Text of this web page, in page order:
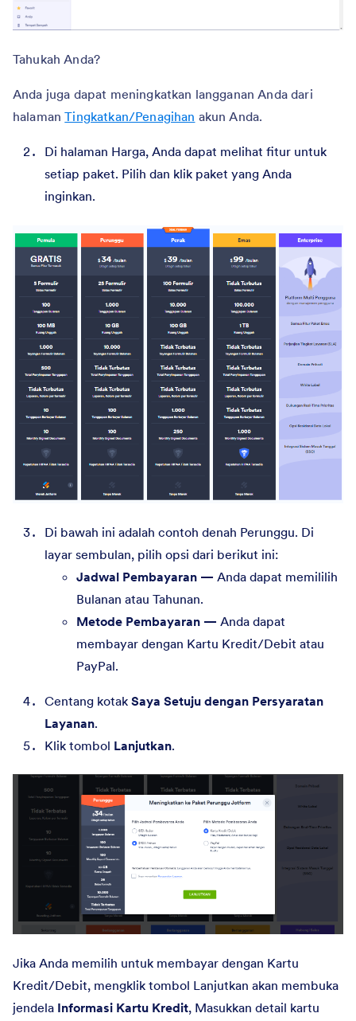
Tahukah Anda?
Anda juga dapat meningkatkan langganan Anda dari
halamanTingkatkan/Penagihan akun Anda.
Di halaman Harga, Anda dapat melihat fitur untuk
setiap paket. Pilih dan klik paket yang Anda
inginkan.
Di bawah ini adalah contoh denah Perunggu. Di
layar sembulan, pilih opsi dari berikut ini:
Jadwal Pembayaran — Anda dapat memililih
Bulanan atau Tahunan.
Metode Pembayaran — Anda dapat
membayar dengan Kartu Kredit/Debit atau
PayPal.
Centang kotak Saya Setuju dengan Persyaratan
Layanan.
Klik tombol Lanjutkan.
Jika Anda memilih untuk membayar dengan Kartu
Kredit/Debit, mengklik tombol Lanjutkan akan membuka
jendela Informasi Kartu Kredit, Masukkan detail kartu